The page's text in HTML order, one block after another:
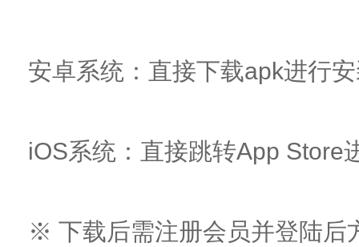
安卓系统：直接下载apk进行
iOS系统：直接跳转App Store
※ 下载后需注册会员并登陆后